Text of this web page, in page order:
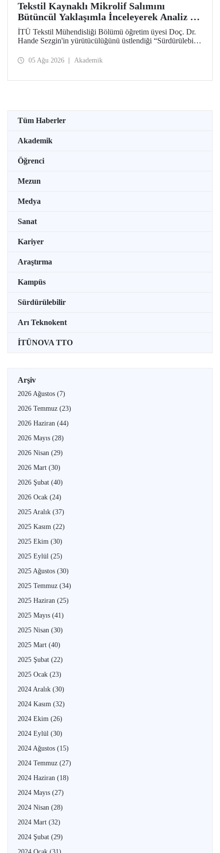
Tekstil Kaynaklı Mikrolif Salımını
Bütüncül Yaklaşımla İnceleyerek Analiz ve
Azaltım Stratejileri Geliştirecek Projeye
TÜBİTAK Desteği
İTÜ Tekstil Mühendisliği Bölümü öğretim üyesi Doç. Dr.
Hande Sezgin'in yürütücülüğünü üstlendiği “Sürdürülebilir
Koşullarına Bağlı Mikrolif Salımı: Aşınma, UV Maruziyeti
05 Ağu 2026 Akademik
Tüm Haberler
Akademik
Öğrenci
Mezun
Medya
Sanat
Kariyer
Araştırma
Kampüs
Sürdürülebilir
Arı Teknokent
İTÜNOVA TTO
Arşiv
2026 Ağustos (7)
2026 Temmuz (23)
2026 Haziran (44)
2026 Mayıs (28)
2026 Nisan (29)
2026 Mart (30)
2026 Şubat (40)
2026 Ocak (24)
2025 Aralık (37)
2025 Kasım (22)
2025 Ekim (30)
2025 Eylül (25)
2025 Ağustos (30)
2025 Temmuz (34)
2025 Haziran (25)
2025 Mayıs (41)
2025 Nisan (30)
2025 Mart (40)
2025 Şubat (22)
2025 Ocak (23)
2024 Aralık (30)
2024 Kasım (32)
2024 Ekim (26)
2024 Eylül (30)
2024 Ağustos (15)
2024 Temmuz (27)
2024 Haziran (18)
2024 Mayıs (27)
2024 Nisan (28)
2024 Mart (32)
2024 Şubat (29)